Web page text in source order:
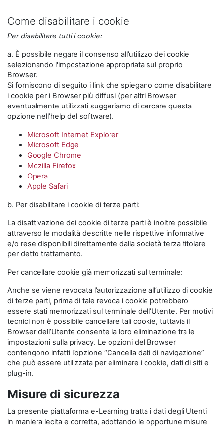
Come disabilitare i cookie
Per disabilitare tutti i cookie:
a. È possibile negare il consenso all’utilizzo dei cookie
selezionando l'impostazione appropriata sul proprio
Browser.
Si forniscono di seguito i link che spiegano come disabilitare
i cookie per i Browser più diffusi (per altri Browser
eventualmente utilizzati suggeriamo di cercare questa
opzione nell’help del software).
Microsoft Internet Explorer
Microsoft Edge
Google Chrome
Mozilla Firefox
Opera
Apple Safari
b. Per disabilitare i cookie di terze parti:
La disattivazione dei cookie di terze parti è inoltre possibile
attraverso le modalità descritte nelle rispettive informative
e/o rese disponibili direttamente dalla società terza titolare
per detto trattamento.
Per cancellare cookie già memorizzati sul terminale:
Anche se viene revocata l’autorizzazione all’utilizzo di cookie
di terze parti, prima di tale revoca i cookie potrebbero
essere stati memorizzati sul terminale dell’Utente. Per motivi
tecnici non è possibile cancellare tali cookie, tuttavia il
Browser dell’Utente consente la loro eliminazione tra le
impostazioni sulla privacy. Le opzioni del Browser
contengono infatti l’opzione “Cancella dati di navigazione”
che può essere utilizzata per eliminare i cookie, dati di siti e
plug-in.
Misure di sicurezza
La presente piattaforma e-Learning tratta i dati degli Utenti
in maniera lecita e corretta, adottando le opportune misure